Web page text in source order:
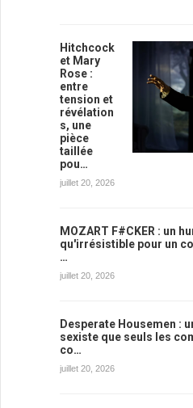
Hitchcock
et Mary
Rose :
entre
tension et
révélation
s, une
pièce
taillée
pou…
juillet 20, 2026
MOZART F#CKER : un
qu'irrésistible pour un
…
juillet 20, 2026
Desperate Housemen :
sexiste que seuls les
co…
juillet 20, 2026